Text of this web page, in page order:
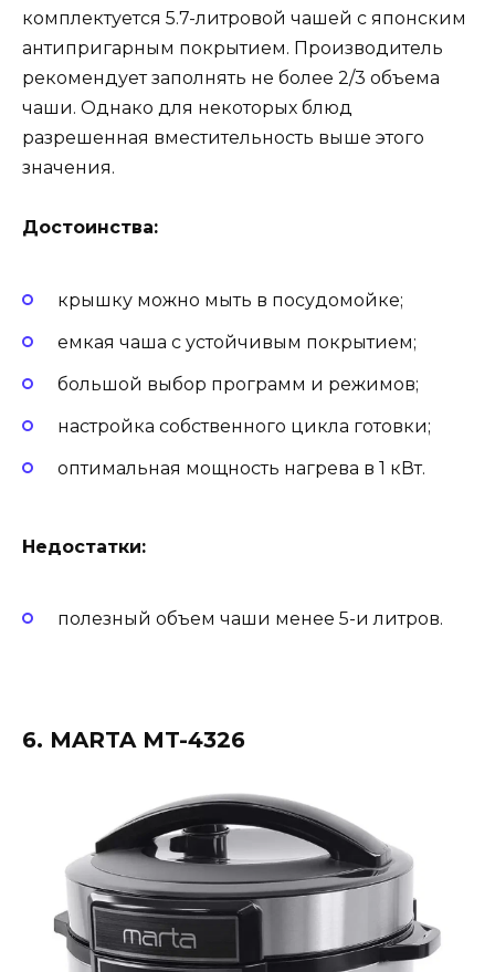
комплектуется 5.7-литровой чашей с японским
антипригарным покрытием. Производитель
рекомендует заполнять не более 2/3 объема
чаши. Однако для некоторых блюд
разрешенная вместительность выше этого
значения.
Достоинства:
крышку можно мыть в посудомойке;
емкая чаша с устойчивым покрытием;
большой выбор программ и режимов;
настройка собственного цикла готовки;
оптимальная мощность нагрева в 1 кВт.
Недостатки:
полезный объем чаши менее 5-и литров.
6. MARTA MT-4326